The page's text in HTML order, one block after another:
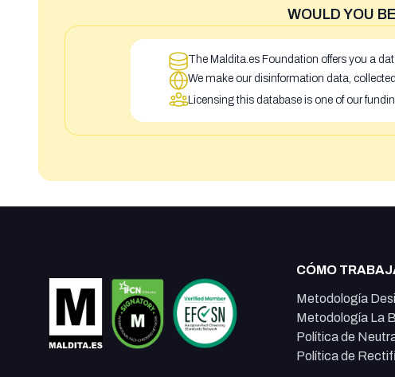
WOULD YOU
The Maldita.es Foundation offers you a
We make our disinformation data,
Licensing this database is one of our
CÓMO
Metodología
Metodología La
Política de
Política de